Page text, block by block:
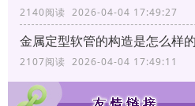
2140阅读 2026-04-04 17:49:27
金属定型软管的构造是怎么样
2107阅读 2026-04-04 17:49:11